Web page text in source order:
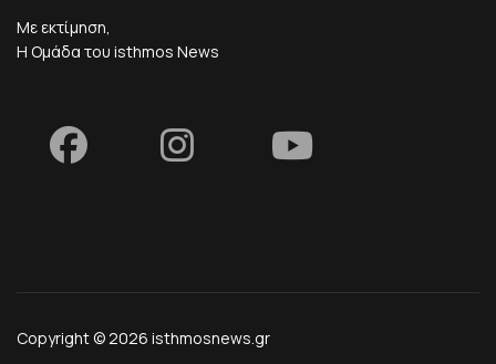
Με εκτίμηση,
Η Ομάδα του isthmos News
Copyright © 2026 isthmosnews.gr